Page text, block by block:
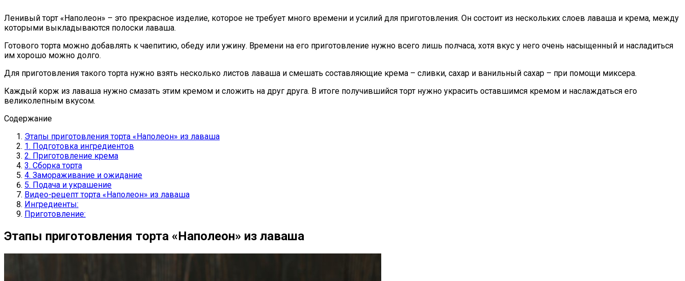
Ленивый торт «Наполеон» – это прекрасное изделие, которое не требует много времени и усилий для приготовления. Он состоит из нескольких слоев лаваша и крема, между
которыми выкладываются полоски лаваша.
Готового торта можно добавлять к чаепитию, обеду или ужину. Времени на его приготовление нужно всего лишь полчаса, хотя вкус у него очень насыщенный и насладиться
им хорошо можно долго.
Для приготовления такого торта нужно взять несколько листов лаваша и смешать составляющие крема – сливки, сахар и ванильный сахар – при помощи миксера.
Каждый корж из лаваша нужно смазать этим кремом и сложить на друг друга. В итоге получившийся торт нужно украсить оставшимся кремом и наслаждаться его
великолепным вкусом.
Содержание
Этапы приготовления торта «Наполеон» из лаваша
1. Подготовка ингредиентов
2. Приготовление крема
3. Сборка торта
4. Замораживание и ожидание
5. Подача и украшение
Видео-рецепт торта «Наполеон» из лаваша
Ингредиенты:
Приготовление:
Этапы приготовления торта «Наполеон» из лаваша